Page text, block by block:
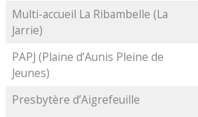
Multi-accueil La Ribambelle (La
Jarrie)
PAPJ (Plaine d’Aunis Pleine de
Jeunes)
Presbytère d’Aigrefeuille